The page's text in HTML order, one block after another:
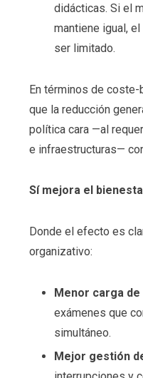
didácticas. Si el
mantiene igual,
ser limitado.
En términos de
que la reducción
política cara —al
e infraestructuras—
Sí mejora el
Donde el efecto es
organizativo:
Menor carga
exámenes que
simultáneo.
Mejor gestión